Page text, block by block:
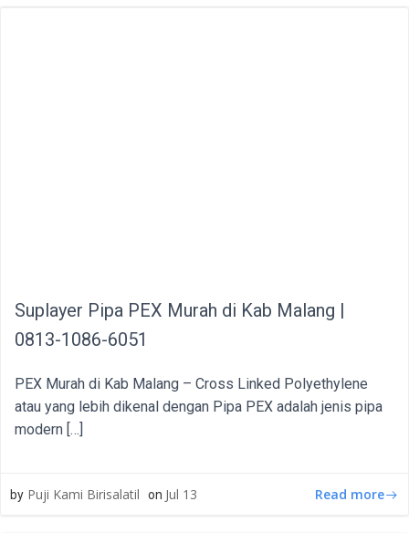
Suplayer Pipa PEX Murah di Kab Malang |
0813-1086-6051
PEX Murah di Kab Malang – Cross Linked Polyethylene
atau yang lebih dikenal dengan Pipa PEX adalah jenis pipa
modern […]
by Puji Kami Birisalatil on Jul 13 Read more